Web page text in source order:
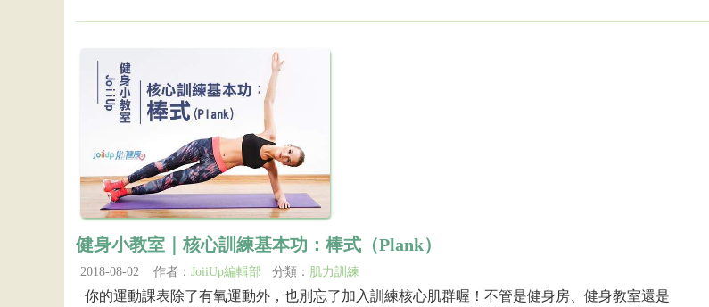
健身小教室｜核心訓練基本功：棒式（Plank）
2018-08-02 作者： JoiiUp編輯部 分類： 肌力訓練
你的運動課表除了有氧運動外，也別忘了加入訓練核心肌群喔！不管是健身房、健身教室還是